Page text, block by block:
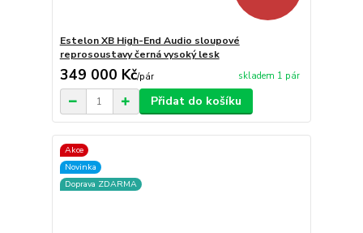
Estelon XB High-End Audio sloupové
reprosoustavy černá vysoký lesk
349 000 Kč/pár skladem 1 pár
Přidat do košíku
Akce
Novinka
Doprava ZDARMA